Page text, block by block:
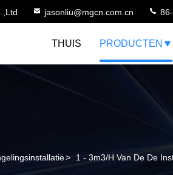
jasonliu@mgcn.com.cn
THUIS PRODUCTEN
> 1 - 3m3/H Van De De